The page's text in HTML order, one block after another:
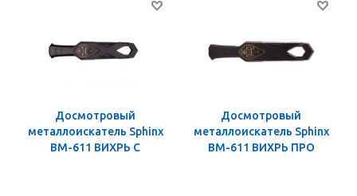
Досмотровый
металлоискатель Sphinx
ВМ-611 ВИХРЬ С
Досмотровый
металлоискатель Sphinx
ВМ-611 ВИХРЬ ПРО